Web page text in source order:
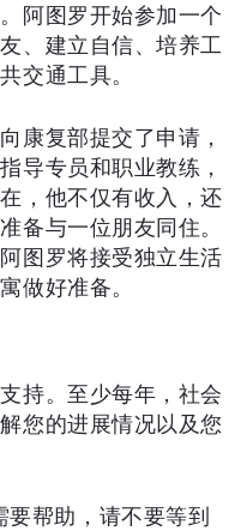
阿图罗开始参加一个
、建立自信、培养工
交通工具。
康复部提交了申请，
导专员和职业教练，
，他不仅有收入，还
备与一位朋友同住。
图罗将接受独立生活
做好准备。
持。至少每年，社会
您的进展情况以及您
帮助，请不要等到